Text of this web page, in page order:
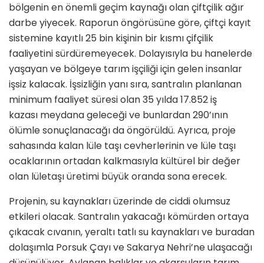
bölgenin en önemli geçim kaynağı olan çiftçilik ağır
darbe yiyecek. Raporun öngörüsüne göre, çiftçi kayıt
sistemine kayıtlı 25 bin kişinin bir kısmı çifçilik
faaliyetini sürdüremeyecek. Dolayısıyla bu hanelerde
yaşayan ve bölgeye tarım işçiliği için gelen insanlar
işsiz kalacak. İşsizliğin yanı sıra, santralın planlanan
minimum faaliyet süresi olan 35 yılda 17.852 iş
kazası meydana geleceği ve bunlardan 290’ının
ölümle sonuçlanacağı da öngörüldü. Ayrıca, proje
sahasında kalan lüle taşı cevherlerinin ve lüle taşı
ocaklarının ortadan kalkmasıyla kültürel bir değer
olan lületaşı üretimi büyük oranda sona erecek.
Projenin, su kaynakları üzerinde de ciddi olumsuz
etkileri olacak. Santralın yakacağı kömürden ortaya
çıkacak cıvanın, yeraltı tatlı su kaynakları ve buradan
dolaşımla Porsuk Çayı ve Sakarya Nehri’ne ulaşacağı